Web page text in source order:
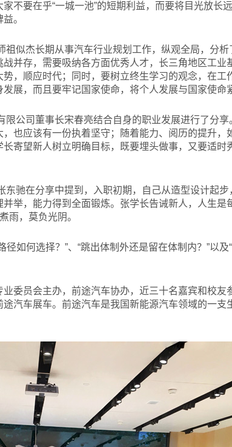
不要在乎“一城一池”的短期利益，而要将目光放长
。
祖似杰长期从事汽车行业规划工作，纵观全局，分
并存，需要吸纳各方面优秀人才，长三角地区工业
，顺应时代；同时，要树立终生学习的观念，在工
展，而且要牢记国家使命，将个人发展与国家使命
限公司董事长宋春亮结合自身的职业发展进行了分
也应该有一份执着坚守；随着能力、阅历的提升，
寄望新人树立明确目标，既要埋头做事，又要适时
东驰在分享中提到，入职初期，自己从造型设计起
举，能力得到全面锻炼。张学长告诫新人，人生是
雨，莫负光阴。
如何选择？”、“跳出体制外还是留在体制内？”以及
委员会主办，前途汽车协办，近三十名嘉宾和校友
汽车展车。前途汽车是我国新能源汽车领域的一支